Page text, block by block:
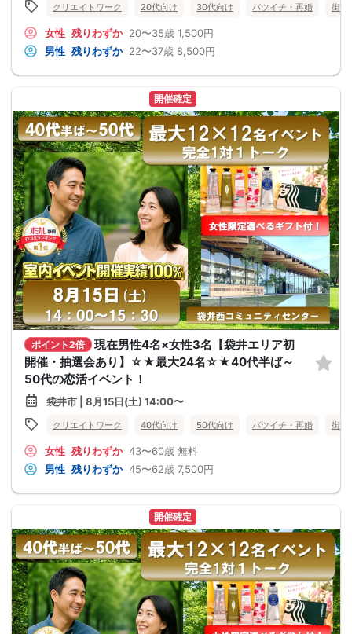
クリエイトワーク 20代向け 30代向け バツイチ・再婚 街コ
女性 残りわずか 20〜35歳 1,500円
男性 残りわずか 22〜37歳 8,500円
開催確定
ポイント2倍
現在男性4名×女性3名【袋井エリア初
開催・抽選会あり】☆★最大24名☆★40代半ば～
50代の恋活イベント！
袋井市 | 8月15日(土) 14:00〜
クリエイトワーク 40代向け 50代向け バツイチ・再婚 街コ
女性 残りわずか 43〜60歳 無料
男性 残りわずか 45〜62歳 7,500円
開催確定